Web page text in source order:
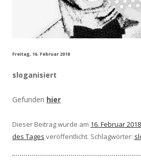
Freitag, 16. Februar 2018
sloganisiert
Gefunden hier
Dieser Beitrag wurde am 16. Februar 2018
des Tages veröffentlicht. Schlagwörter: